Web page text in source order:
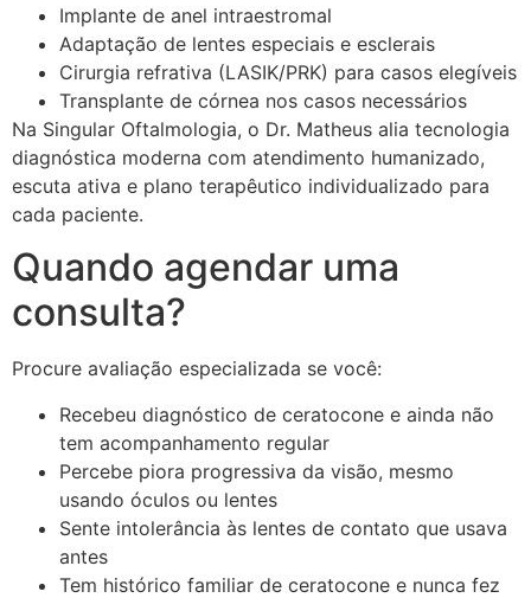
Implante de anel intraestromal
Adaptação de lentes especiais e esclerais
Cirurgia refrativa (LASIK/PRK) para casos elegíveis
Transplante de córnea nos casos necessários
Na Singular Oftalmologia, o Dr. Matheus alia tecnologia
diagnóstica moderna com atendimento humanizado,
escuta ativa e plano terapêutico individualizado para
cada paciente.
Quando agendar uma
consulta?
Procure avaliação especializada se você:
Recebeu diagnóstico de ceratocone e ainda não
tem acompanhamento regular
Percebe piora progressiva da visão, mesmo
usando óculos ou lentes
Sente intolerância às lentes de contato que usava
antes
Tem histórico familiar de ceratocone e nunca fez